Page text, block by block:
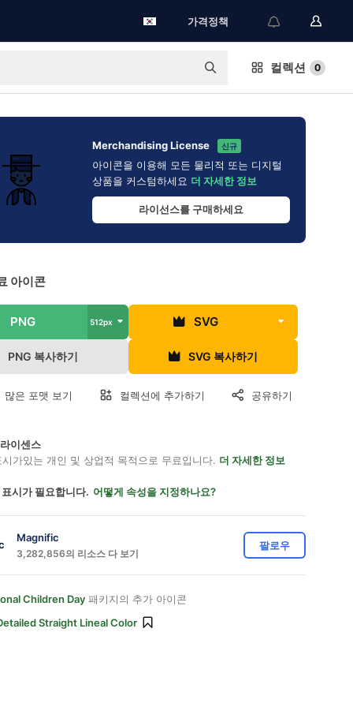
가격정책
컬렉션 0
Merchandising License 신규
아이콘을 이용해 모든 물리적 또는 디지털
상품을 커스텀하세요 더 자세한 정보
라이선스를 구매하세요
아이콘
PNG 512px SVG
PNG 복사하기 SVG 복사하기
많은 포맷 보기 컬렉션에 추가하기 공유하기
이센스
가있는 개인 및 상업적 목적으로 무료입니다. 더 자세한 정보
시가 필요합니다. 어떻게 속성을 지정하나요?
Magnific
3,282,856의 리소스 다 보기
팔로우
Children Day 패키지의 추가 아이콘
Straight Lineal Color